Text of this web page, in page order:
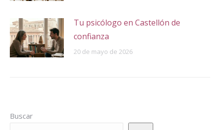
Tu psicólogo en Castellón de
confianza
20 de mayo de 2026
Buscar